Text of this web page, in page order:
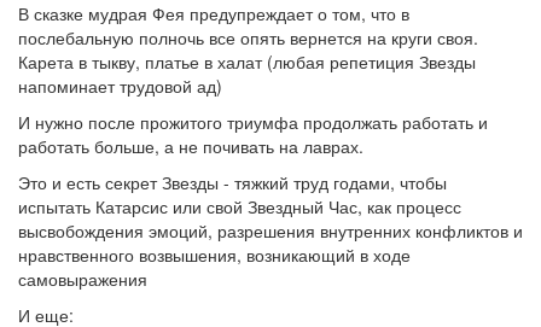
В сказке мудрая Фея предупреждает о том, что в
послебальную полночь все опять вернется на круги своя.
Карета в тыкву, платье в халат (любая репетиция Звезды
напоминает трудовой ад)
И нужно после прожитого триумфа продолжать работать и
работать больше, а не почивать на лаврах.
Это и есть секрет Звезды - тяжкий труд годами, чтобы
испытать Катарсис или свой Звездный Час, как процесс
высвобождения эмоций, разрешения внутренних конфликтов и
нравственного возвышения, возникающий в ходе
самовыражения
И еще: